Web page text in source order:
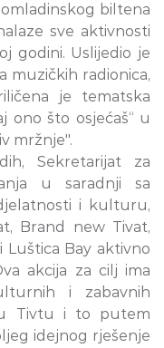
biltena
sve aktivnosti
godini. Uslijedio je
muzičkih radionica,
je tematska
ono što osjećaš“ u
mržnje".
Sekretarijat za
u saradnji sa
i kulturu,
Brand new Tivat,
Bay aktivno
akcija za cilj ima
i zabavnih
u Tivtu i to putem
idejnog rješenje